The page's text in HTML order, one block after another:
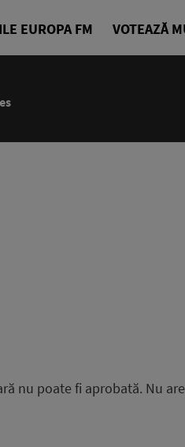
EUROPA FM VOTEAZĂ
nu poate fi aprobată. Nu are